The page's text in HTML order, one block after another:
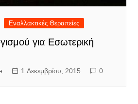
Εναλλακτικές Θεραπείες
για Εσωτερική
1 Δεκεμβρίου, 2015 0